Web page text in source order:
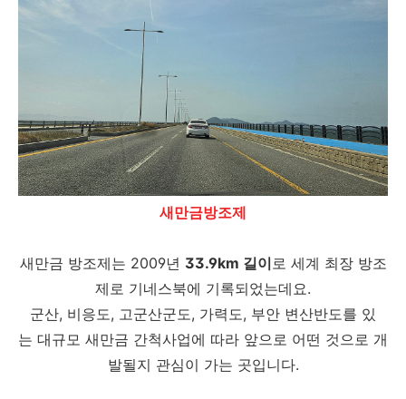
새만금방조제
새만금 방조제는 2009년 33.9km 길이로 세계 최장 방조
제로 기네스북에 기록되었는데요.
군산, 비응도, 고군산군도, 가력도, 부안 변산반도를 있
는 대규모 새만금 간척사업에 따라 앞으로 어떤 것으로 개
발될지 관심이 가는 곳입니다.